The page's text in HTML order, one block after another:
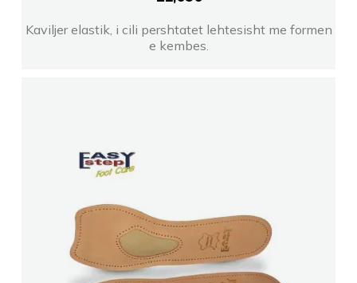
Kaviljer elastik, i cili pershtatet lehtesisht me formen
e kembes.